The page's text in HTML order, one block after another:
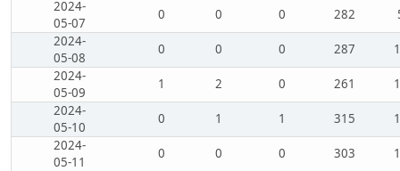
2024-
05-07
0 0 0 282
2024-
05-08
0 0 0 287
2024-
05-09
1 2 0 261
2024-
05-10
0 1 1 315
2024-
05-11
0 0 0 303